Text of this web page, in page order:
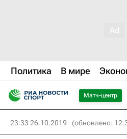
Политика В мире
Матч-центр
23:33 26.10.2019 (обновлено: